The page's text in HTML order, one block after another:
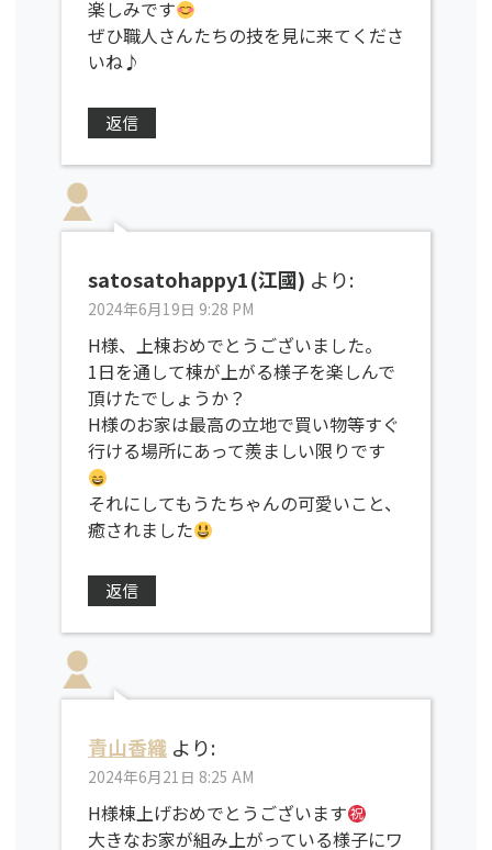
楽しみです
ぜひ職人さんたちの技を見に来てくださ
いね♪
返信
satosatohappy1(江國) より:
2024年6月19日 9:28 PM
H様、上棟おめでとうございました。
1日を通して棟が上がる様子を楽しんで
頂けたでしょうか？
H様のお家は最高の立地で買い物等すぐ
行ける場所にあって羨ましい限りです
それにしてもうたちゃんの可愛いこと、
癒されました
返信
青山香織 より:
2024年6月21日 8:25 AM
H様棟上げおめでとうございます
大きなお家が組み上がっている様子にワ